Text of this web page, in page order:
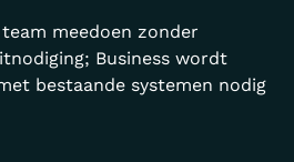
meedoen zonder
Business wordt
bestaande systemen nodig